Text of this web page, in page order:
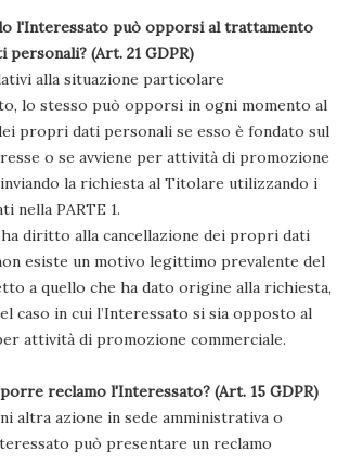
l'Interessato può opporsi al trattamento
(Art. 21 GDPR)
alla situazione particolare
lo stesso può opporsi in ogni momento al
propri dati personali se esso è fondato sul
o se avviene per attività di promozione
la richiesta al Titolare utilizzando i
nella PARTE 1.
ha diritto alla cancellazione dei propri dati
esiste un motivo legittimo prevalente del
a quello che ha dato origine alla richiesta,
caso in cui l’Interessato si sia opposto al
attività di promozione commerciale.
reclamo l'Interessato? (Art. 15 GDPR)
altra azione in sede amministrativa o
può presentare un reclamo